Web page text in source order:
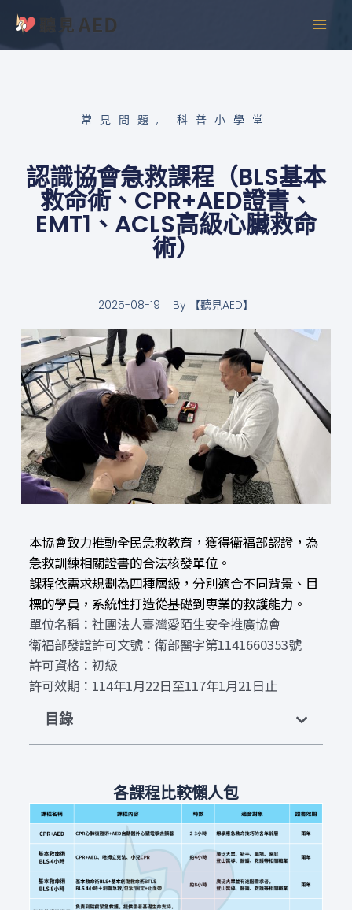
主
常見問題 , 科普小學堂
認識協會急救課程（BLS基本
救命術、CPR+AED證書、
EMT1、ACLS高級心臟救命
術）
2025-08-19 By 【聽見AED】
本協會致力推動全民急救教育，獲得衛福部認證，為
急救訓練相關證書的合法核發單位。
課程依需求規劃為四種層級，分別適合不同背景、目
標的學員，系統性打造從基礎到專業的救護能力。
單位名稱：社團法人臺灣愛陌生安全推廣協會
衛福部發證許可文號：衛部醫字第1141660353號
許可資格：初級
許可效期：114年1月22日至117年1月21日止
目錄
各課程比較懶人包